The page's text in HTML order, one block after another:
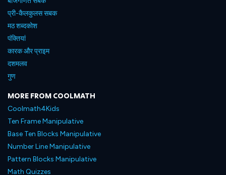
प्री-कैलकुलस सबक
मठ शब्दकोश
पंक्तियां
कारक और प्राइम
दशमलव
गुण
MORE FROM COOLMATH
Coolmath4Kids
Ten Frame Manipulative
Base Ten Blocks Manipulative
Number Line Manipulative
Pattern Blocks Manipulative
Math Quizzes